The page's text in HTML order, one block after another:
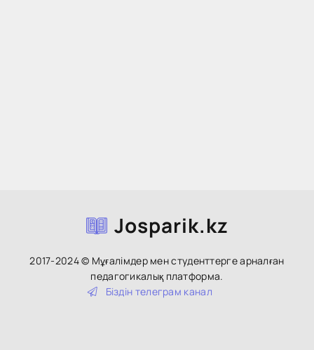
Josparik.kz
2017-2024 © Мұғалімдер мен студенттерге арналған
педагогикалық платформа.
Біздін тeлeгpaм кaнaл